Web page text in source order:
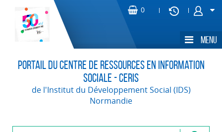
Portail du Centre de Ressources en Information
Sociale - CERIS
de l'Institut du Développement Social (IDS)
Normandie